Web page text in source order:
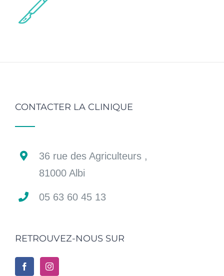
CONTACTER LA CLINIQUE
36 rue des Agriculteurs ,
81000 Albi
05 63 60 45 13
RETROUVEZ-NOUS SUR